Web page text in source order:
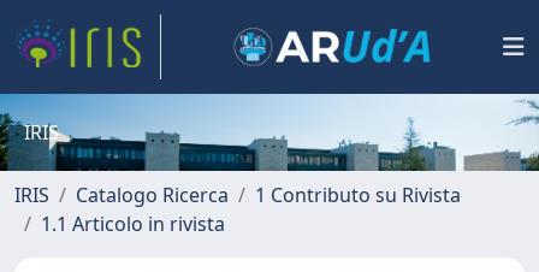
IRIS
IRIS Catalogo Ricerca
1 Contributo su Rivista
1.1 Articolo in rivista